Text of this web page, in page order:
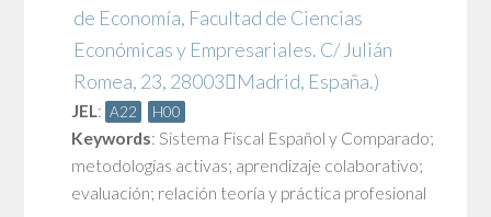
de Economía, Facultad de Ciencias
Económicas y Empresariales. C/ Julián
Romea, 23, 28003Madrid, España.)
JEL: A22 H00
Keywords: Sistema Fiscal Español y Comparado;
metodologías activas; aprendizaje colaborativo;
evaluación; relación teoría y práctica profesional